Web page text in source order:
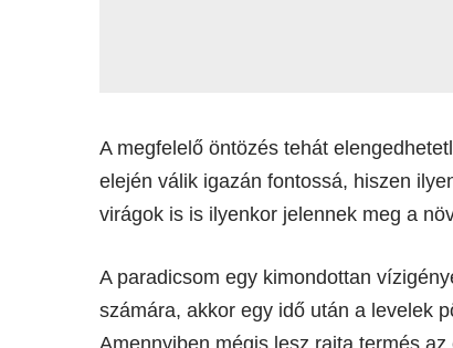
A megfelelő öntözés tehát
elején válik igazán fontossá, hiszen
virágok is is ilyenkor jelennek meg a
A paradicsom egy kimondottan
számára, akkor egy idő után a levelek